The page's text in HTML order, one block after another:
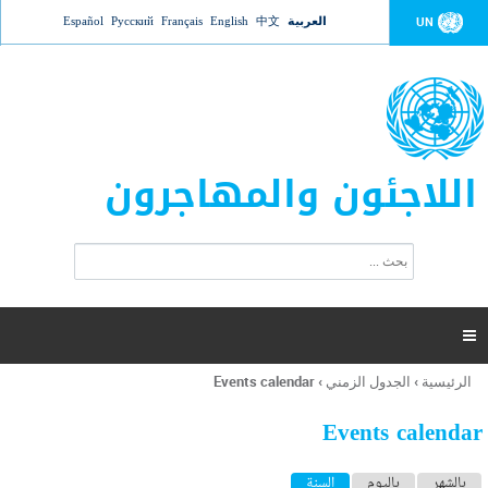
Jump to navigation UN العربية 中文
English
Français
Русский
Español
اللاجئون والمهاجرون
ت
ر
ل
ح
ب

أنت
هنا
الرئيسية › الجدول الزمني ›
Events calendar
Events calendar